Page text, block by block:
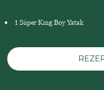
1 Süper King Boy Yatak